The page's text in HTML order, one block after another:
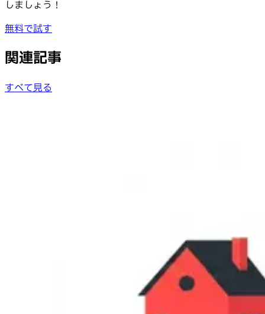
しましょう！
無料で試す
関連記事
すべて見る